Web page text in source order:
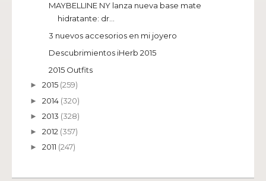
MAYBELLINE NY lanza nueva base mate
hidratante: dr...
3 nuevos accesorios en mi joyero
Descubrimientos iHerb 2015
2015 Outfits
► 2015 (259)
► 2014 (320)
► 2013 (328)
► 2012 (357)
► 2011 (247)